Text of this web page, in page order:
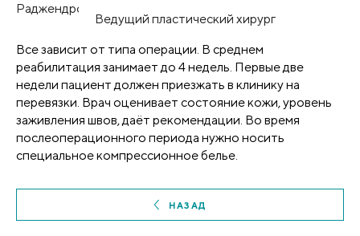
Ведущий пластический хирург
Все зависит от типа операции. В среднем
реабилитация занимает до 4 недель. Первые две
недели пациент должен приезжать в клинику на
перевязки. Врач оценивает состояние кожи, уровень
заживления швов, даёт рекомендации. Во время
послеоперационного периода нужно носить
специальное компрессионное белье.
НАЗАД